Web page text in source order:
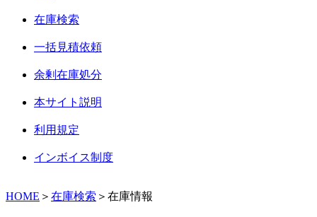
在庫検索
一括見積依頼
余剰在庫処分
本サイト説明
利用規定
インボイス制度
HOME ＞ 在庫検索 ＞在庫情報